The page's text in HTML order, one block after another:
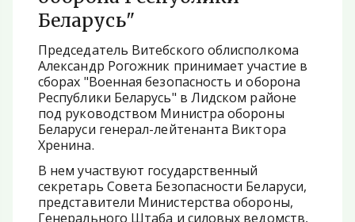
Беларусь"
Председатель Витебского облисполкома
Александр Рогожник принимает участие в
сборах "Военная безопасность и оборона
Республики Беларусь" в Лидском районе
под руководством Министра обороны
Беларуси генерал-лейтенанта Виктора
Хренина.
В нем участвуют государственный
секретарь Совета Безопасности Беларуси,
представители Министерства обороны,
Генерального Штаба и силовых ведомств,